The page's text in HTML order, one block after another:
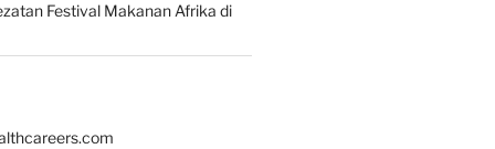
Festival Makanan Afrika di